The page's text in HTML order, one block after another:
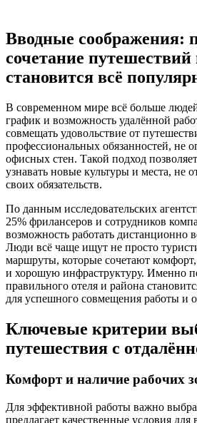
Вводные соображения:
сочетание
становится всё
В современном мире всё больше
график и возможность удалённой
совмещать удовольствие от
профессиональных обязанностей, не
офисных стен. Такой подход
узнавать новые культуры и места, не
своих обязательств.
По данным исследовательских
25% фрилансеров и сотрудников
возможность работать дистанционно
Люди всё чаще ищут не просто
маршруты, которые сочетают комфорт,
и хорошую инфраструктуру. Именно
правильного отеля и района
для успешного совмещения работы и
Ключевые критерии
путешествия с
Комфорт и наличие рабочих
Для эффективной работы важно
предлагает качественные условия